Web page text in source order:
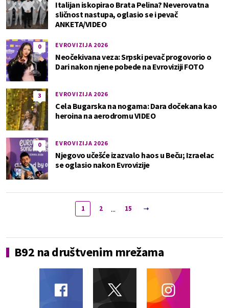
Italijan iskopirao Brata Pelina? Neverovatna
sličnost nastupa, oglasio se i pevač
ANKETA/VIDEO
0 EVROVIZIJA 2026
Neočekivana veza: Srpski pevač progovorio o
Dari nakon njene pobede na Evroviziji FOTO
3 EVROVIZIJA 2026
Cela Bugarska na nogama: Dara dočekana kao
heroina na aerodromu VIDEO
0 EVROVIZIJA 2026
Njegovo učešće izazvalo haos u Beču; Izraelac
se oglasio nakon Evrovizije
1 2 ... 15
B92 na društvenim mrežama